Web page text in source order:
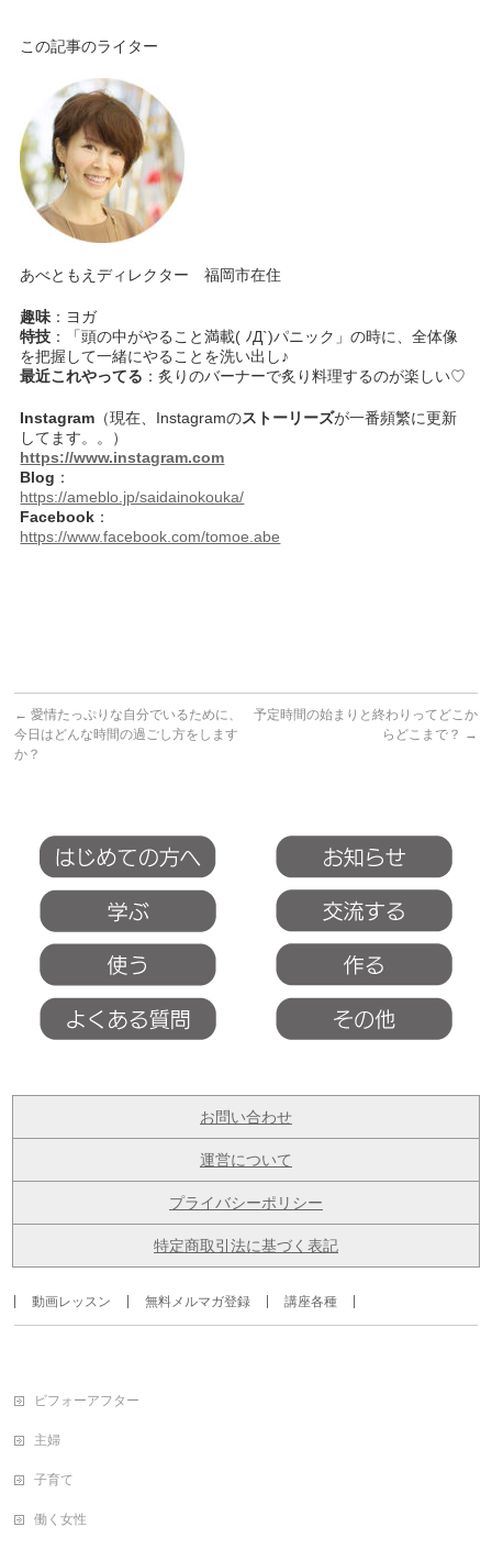
この記事のライター
あべともえディレクター 福岡市在住
趣味 ：ヨガ
特技 ：「頭の中がやること満載( ﾉД`)パニック」の時に、全体像
を把握して一緒にやることを洗い出し♪
最近これやってる ：炙りのバーナーで炙り料理するのが楽しい♡
Instagram （現在、Instagramのストーリーズが一番頻繁に更新
してます。。）
https://www.instagram.com
Blog ：
https://ameblo.jp/saidainokouka/
Facebook ：
https://www.facebook.com/tomoe.abe
← 愛情たっぷりな自分でいるために、
今日はどんな時間の過ごし方をします
か？
予定時間の始まりと終わりってどこか
らどこまで？ →
お問い合わせ
運営について
プライバシーポリシー
特定商取引法に基づく表記
動画レッスン 無料メルマガ登録 講座各種
ビフォーアフター
主婦
子育て
働く女性